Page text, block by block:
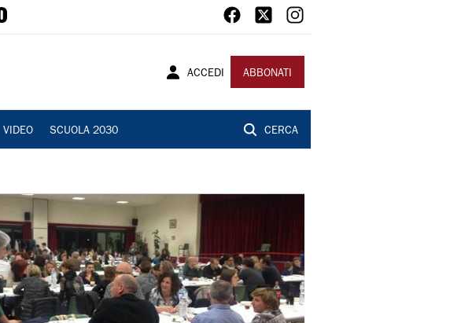
ACCEDI ABBONATI
VIDEO SCUOLA 2030 CERCA